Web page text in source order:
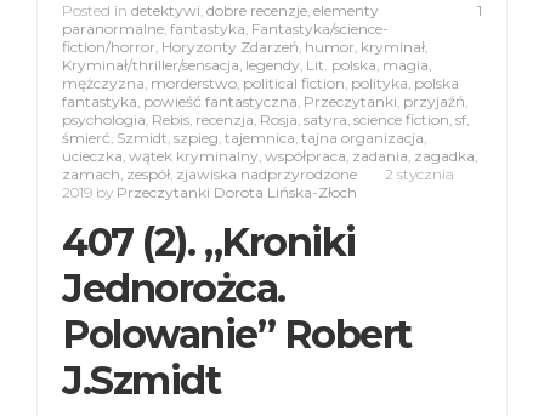
1
Posted in detektywi, dobre recenzje, elementy
paranormalne, fantastyka, Fantastyka/science-
fiction/horror, Horyzonty Zdarzeń, humor, kryminał,
Kryminał/thriller/sensacja, legendy, Lit. polska, magia,
mężczyzna, morderstwo, political fiction, polityka, polska
fantastyka, powieść fantastyczna, Przeczytanki, przyjaźń,
psychologia, Rebis, recenzja, Rosja, satyra, science fiction, sf,
śmierć, Szmidt, szpieg, tajemnica, tajna organizacja,
ucieczka, wątek kryminalny, współpraca, zadania, zagadka,
zamach, zespół, zjawiska nadprzyrodzone
2 stycznia
2019 by Przeczytanki Dorota Lińska-Złoch
407 (2). „Kroniki
Jednorożca.
Polowanie” Robert
J.Szmidt